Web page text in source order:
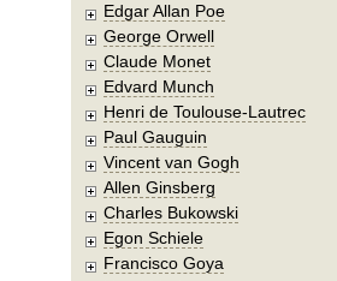
Edgar Allan Poe
George Orwell
Claude Monet
Edvard Munch
Henri de Toulouse-Lautrec
Paul Gauguin
Vincent van Gogh
Allen Ginsberg
Charles Bukowski
Egon Schiele
Francisco Goya